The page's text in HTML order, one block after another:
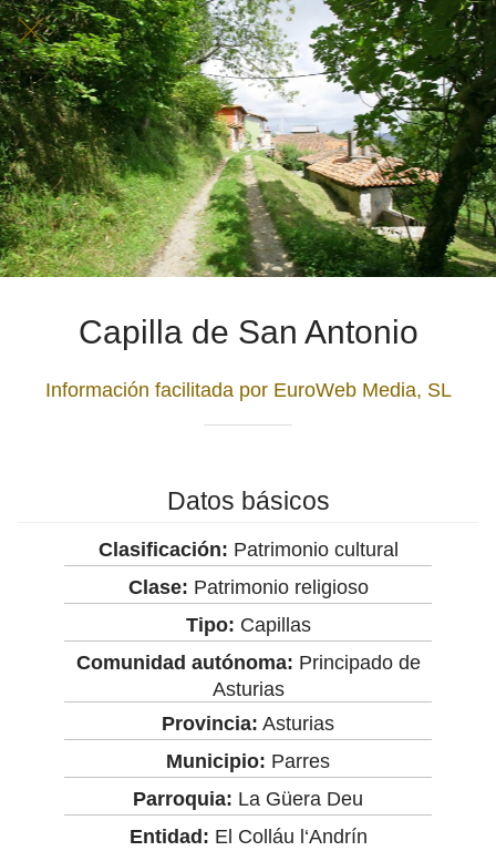
Capilla de San Antonio
Información facilitada por EuroWeb Media, SL
Datos básicos
Clasificación: Patrimonio cultural
Clase: Patrimonio religioso
Tipo: Capillas
Comunidad autónoma: Principado de
Asturias
Provincia: Asturias
Municipio: Parres
Parroquia: La Güera Deu
Entidad: El Colláu l‘Andrín